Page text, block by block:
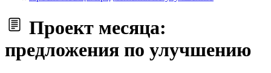
Проект месяца:
предложения по улучшению